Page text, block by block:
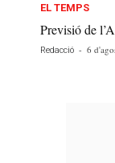
EL TEMPS
Previsió de
Redacció - 6